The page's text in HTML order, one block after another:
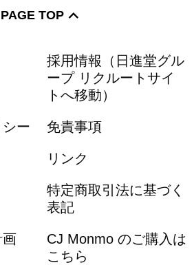
PAGE TOP
採用情報（日進堂グル
ープ リクルートサイ
トへ移動）
ー 免責事項
リンク
特定商取引法に基づく
表記
画
CJ Monmo のご購入は
こちら